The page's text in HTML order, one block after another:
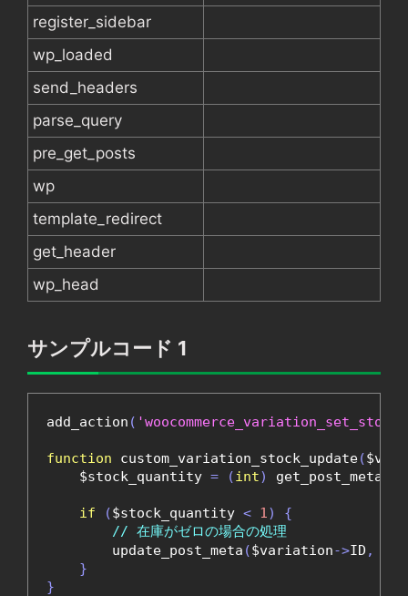
register_sidebar
wp_loaded
send_headers
parse_query
pre_get_posts
wp
template_redirect
get_header
wp_head
サンプルコード 1
add_action ( 'woocommerce_variation_set_stock'
function custom_variation_stock_update(
    $stock_quantity
= (int) get_post_meta
if ($stock_quantity < 1)
{
// 在庫がゼロの場合の処理
        update_post_meta
($variation->ID ,
}
}